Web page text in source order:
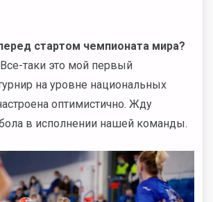
стартом чемпионата мира?
таки это мой первый
на уровне национальных
оптимистично. Жду
в исполнении нашей команды.